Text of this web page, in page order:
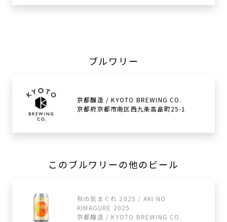
ブルワリー
京都醸造 / KYOTO BREWING CO.
京都府京都市南区西九条高畠町25-1
このブルワリーの他のビール
秋の気まぐれ 2025 / AKI NO
KIMAGURE 2025
京都醸造 / KYOTO BREWING CO.